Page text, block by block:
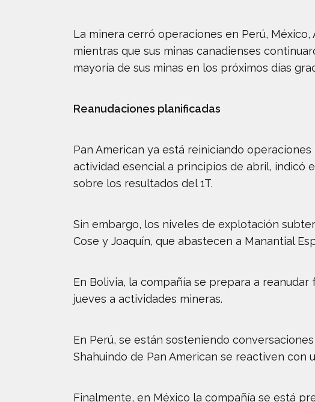
La minera cerró operaciones en Perú,
mientras que sus minas canadienses
mayoría de sus minas en los próximos días
Reanudaciones planificadas
Pan American ya está reiniciando
actividad esencial a principios de abril, indicó
sobre los resultados del 1T.
Sin embargo, los niveles de explotación
Cose y Joaquín, que abastecen a Manantial
En Bolivia, la compañía se prepara a
jueves a actividades mineras.
En Perú, se están sosteniendo
Shahuindo de Pan American se reactiven con
Finalmente, en México la compañía se está